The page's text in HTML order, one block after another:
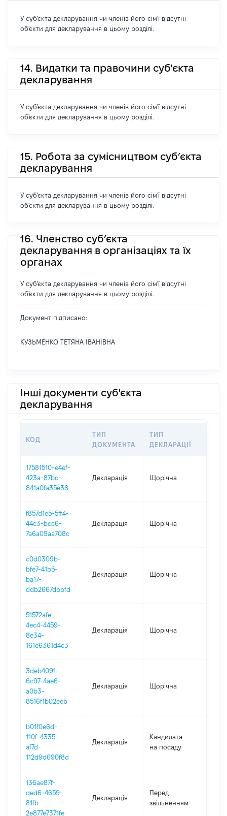
У суб'єкта декларування чи членів його сім'ї відсутні
об'єкти для декларування в цьому розділі.
14. Видатки та правочини суб'єкта
декларування
У суб'єкта декларування чи членів його сім'ї відсутні
об'єкти для декларування в цьому розділі.
15. Робота за сумісництвом суб’єкта
декларування
У суб'єкта декларування чи членів його сім'ї відсутні
об'єкти для декларування в цьому розділі.
16. Членство суб’єкта
декларування в організаціях та їх
органах
У суб'єкта декларування чи членів його сім'ї відсутні
об'єкти для декларування в цьому розділі.
Документ підписано:
КУЗЬМЕНКО ТЕТЯНА ІВАНІВНА
Інші документи суб'єкта
декларування
КОД
ТИП
ДОКУМЕНТА
ТИП
ДЕКЛАРАЦІЇ
17581510-e4ef-
423a-87bc-
841a0fa35e36
Декларація Щорічна
f857d1e5-5ff4-
44c3-bcc6-
7a6a09aa708c
Декларація Щорічна
c0d0309b-
bfe7-41b5-
ba17-
ddb2667dbbfd
Декларація Щорічна
51572afe-
4ec4-4459-
8e34-
161e6361d4c3
Декларація Щорічна
3deb4091-
6c97-4ae6-
a0b3-
8516f1b02eeb
Декларація Щорічна
b01f0e6d-
110f-4335-
af7d-
112d9d690f8d
Декларація
Кандидата
на посаду
136ae87f-
ded6-4659-
81fb-
2e877e7371fe
Декларація
Перед
звільненням